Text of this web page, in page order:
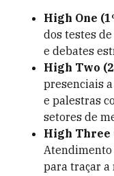
High One
dos testes
e debates
High Two
presenciais
e palestras
setores de
High Three
para traçar a